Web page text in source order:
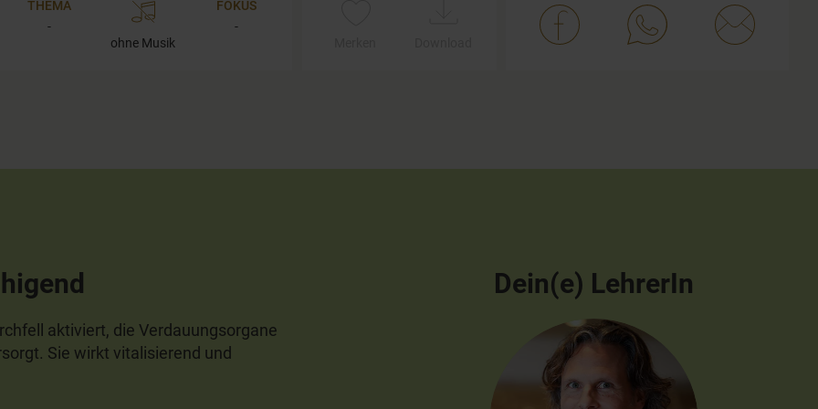
THEMA
-
ohne Musik
FOKUS
-
aktiviert, die Verdauungsorgane
Sie wirkt vitalisierend und
Dein(e) LehrerIn